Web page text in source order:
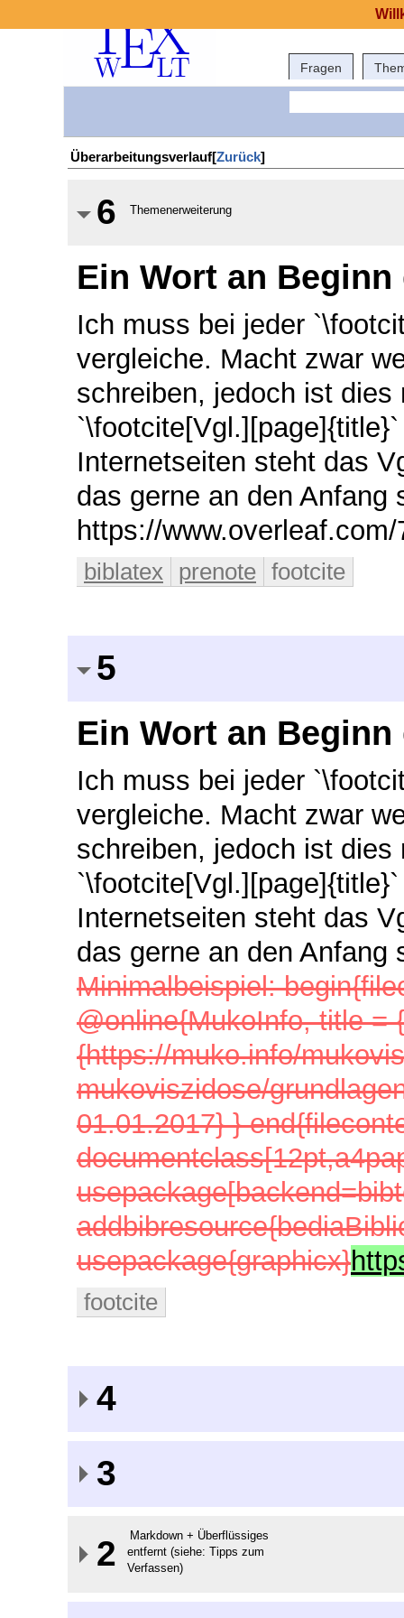
Fragen
Überarbeitungsverlauf[Zurück]
6 Themenerweiterung
Ein Wort an
Ich muss bei jeder
vergleiche. Macht zwar
schreiben, jedoch ist
Internetseiten steht das
das gerne an den
https://
biblatex prenote footcite
5
Ein Wort an
Ich muss bei jeder
vergleiche. Macht zwar
schreiben, jedoch ist
Internetseiten steht das
das gerne an den
Minimalbeispiel:
@online{MukoInfo, title =
{https://muko.info/
mukoviszidose/
01.01.2017} }
usepackage{graphicx}
footcite
4
3
2
Markdown + Überflüssiges
entfernt (siehe: Tipps zum
Verfassen)